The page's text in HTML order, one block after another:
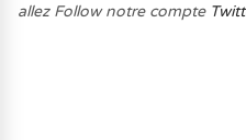
allez Follow notre compte